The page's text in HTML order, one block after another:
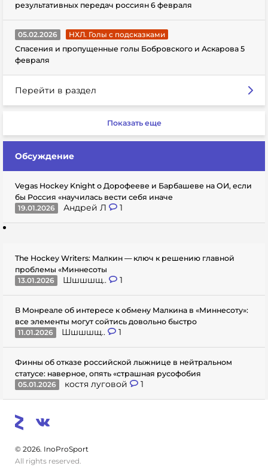
результативных передач россиян 6 февраля
05.02.2026
НХЛ. Голы с подсказками
Спасения и пропущенные голы Бобровского и Аскарова 5
февраля
Перейти в раздел
Показать еще
Обсуждение
Vegas Hockey Knight о Дорофееве и Барбашеве на ОИ, если
бы Россия «научилась вести себя иначе
19.01.2026
Андрей Л 1
The Hockey Writers: Малкин — ключ к решению главной
проблемы «Миннесоты
13.01.2026
Шшшшщ.. 1
В Монреале об интересе к обмену Малкина в «Миннесоту»:
все элементы могут сойтись довольно быстро
11.01.2026
Шшшшщ.. 1
Финны об отказе российской лыжнице в нейтральном
статусе: наверное, опять «страшная русофобия
05.01.2026
костя луговой 1
© 2026. InoProSport
All rights reserved.